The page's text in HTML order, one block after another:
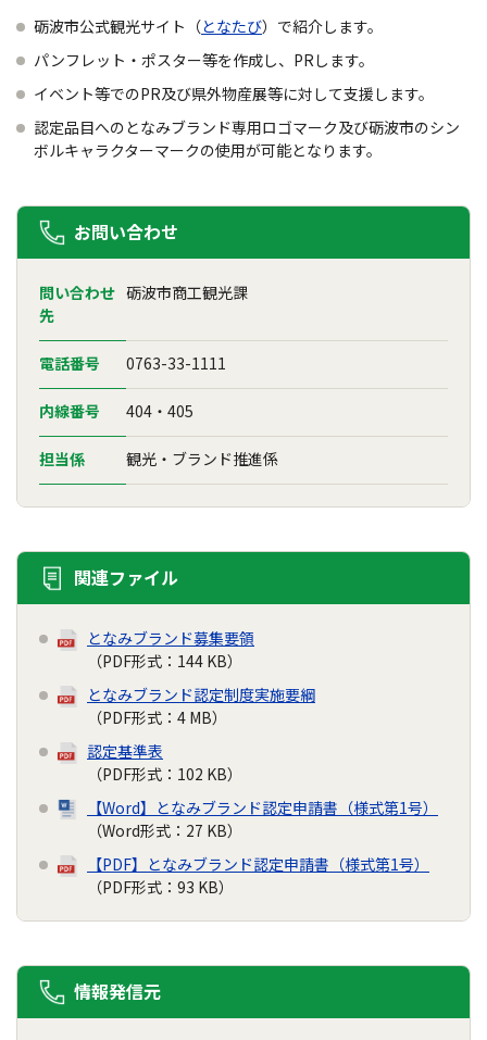
砺波市公式観光サイト（となたび）で紹介します。
パンフレット・ポスター等を作成し、PRします。
イベント等でのPR及び県外物産展等に対して支援します。
認定品目へのとなみブランド専用ロゴマーク及び砺波市のシン
ボルキャラクターマークの使用が可能となります。
お問い合わせ
問い合わせ
先
砺波市商工観光課
電話番号 0763-33-1111
内線番号 404・405
担当係 観光・ブランド推進係
関連ファイル
となみブランド募集要領
（PDF形式：144 KB）
となみブランド認定制度実施要綱
（PDF形式：4 MB）
認定基準表
（PDF形式：102 KB）
【Word】となみブランド認定申請書（様式第1号）
（Word形式：27 KB）
【PDF】となみブランド認定申請書（様式第1号）
（PDF形式：93 KB）
情報発信元